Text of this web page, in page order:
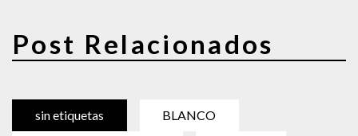
Post Relacionados
sin etiquetas BLANCO